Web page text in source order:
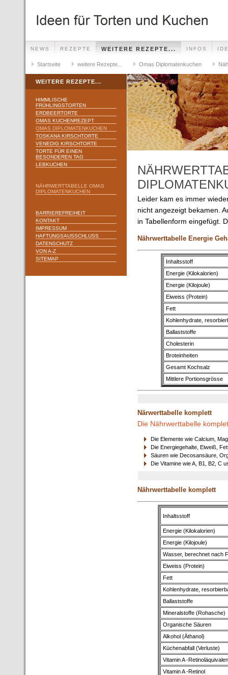
NEWS REZEPTE WEITERE REZEPTE... INFOS
Startseite weitere Rezepte... Omas Diplomatenkuchen
WEITERE REZEPTE...
HIMMLISCHE
FRÜHLINGSTORTEN
ERDBEERTORTE
OMAS KUCHENREZEPT
OMAS DIPLOMATENKUCHEN
TOSKANA KIRSCHTORTE
VENEDIG KIRSCHTORTE
TORTE FÜR EINEN
BESONDEREN TAG
LEBKUCHEN
NÄHRWERTTABELLE OMAS
DIPLOMATENKUCHEN
BARRIEREFREIHEIT
KONTAKT
IMPRESSUM
HAFTUNGSAUSSCHLUSS
DATENSCHUTZ
VON A-Z
SITEMAP
Leider kam es immer
nicht angezeigt bekamen.
in Tabellenform eingefügt.
Nährwerttabelle Energie
Inhaltsstoff
Energie (Kilokalorien)
Energie (Kilojoule)
Eiweiss (Protein)
Fett
Kohlenhydrate,
Ballaststoffe
Cholesterin
Broteinheiten
Gesamt Kochsalz
Mittlere Portionsgrösse
Närwerttabelle komplett
Die Nährwerttabelle
Die Elemente wie Calcium,
Die Energiegehalte, Eiweiß,
Säuren wie Decosansäure,
Die Vitamine wie A, B1, B2, C
Nährwerttabelle komplett
Inhaltsstoff
Energie (Kilokalorien)
Energie (Kilojoule)
Wasser, berechnet nach
Eiweiss (Protein)
Fett
Kohlenhydrate,
Ballaststoffe
Mineralstoffe (Rohasche)
Organische Säuren
Alkohol (Äthanol)
Küchenabfall (Verluste)
Vitamin A -
Vitamin A -Retinol